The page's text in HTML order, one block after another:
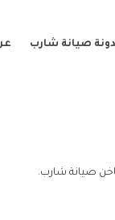
صيانة شارب
صيانة شارب.